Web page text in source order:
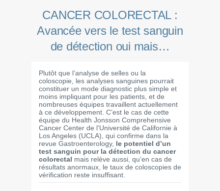
CANCER COLORECTAL :
Avancée vers le test sanguin
de détection oui mais…
Plutôt que l’analyse de selles ou la
coloscopie, les analyses sanguines pourrait
constituer un mode diagnostic plus simple et
moins impliquant pour les patients, et de
nombreuses équipes travaillent actuellement
à ce développement. C’est le cas de cette
équipe du Health Jonsson Comprehensive
Cancer Center de l’Université de Californie à
Los Angeles (UCLA), qui confirme dans la
revue Gastroenterology, le potentiel d’un
test sanguin pour la détection du cancer
colorectal mais relève aussi, qu’en cas de
résultats anormaux, le taux de coloscopies de
vérification reste insuffisant.